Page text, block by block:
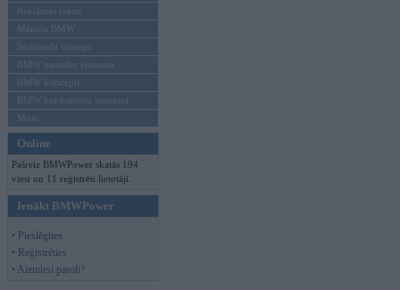
Reklāmas raksti
Mēneša BMW
Sērijveida tūnings
BMW pasaules jaunumi
BMW koncepti
BMW konkurentu jaunumi
Moto
Online
Pašreiz BMWPower skatās 194
viesi un 11 reģistrēti lietotāji.
Ienākt BMWPower
• Pieslēgties
• Reģistrēties
• Aizmirsi paroli?